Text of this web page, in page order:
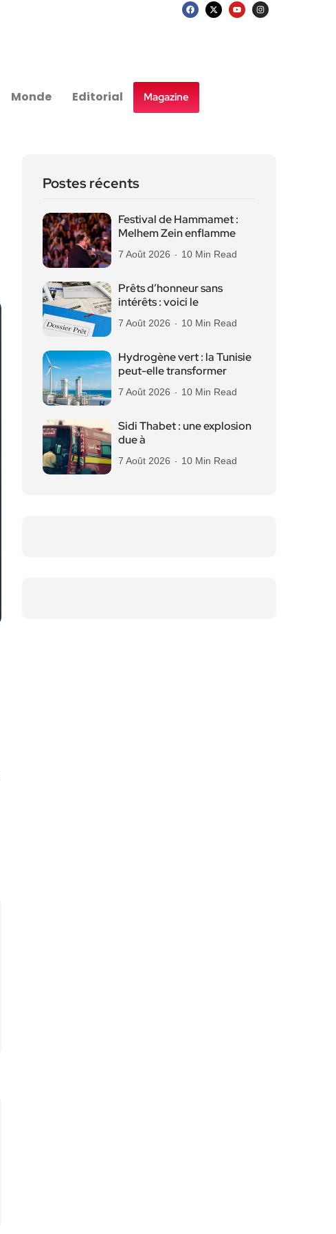
Monde Editorial Magazine
Postes récents
Festival de Hammamet :
Melhem Zein enflamme
7 Août 2026 10 Min Read
Prêts d’honneur sans
intérêts : voici le
7 Août 2026 10 Min Read
Hydrogène vert : la Tunisie
peut-elle transformer
7 Août 2026 10 Min Read
Sidi Thabet : une explosion
due à
7 Août 2026 10 Min Read